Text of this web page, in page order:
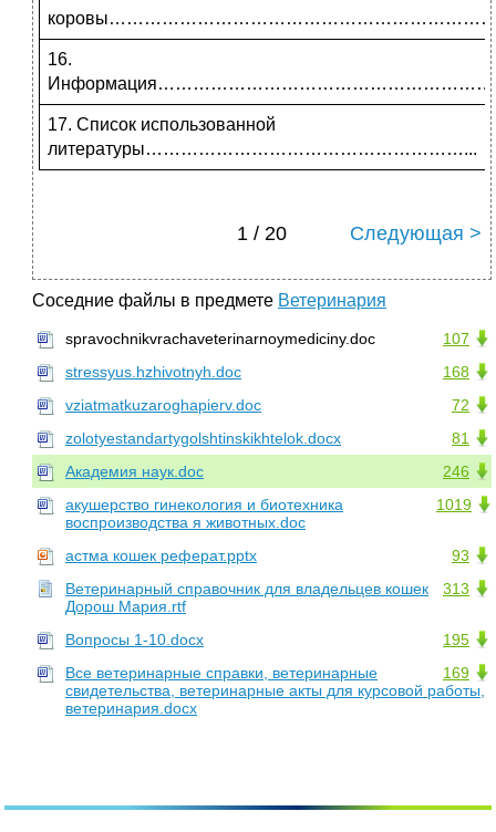
16.
17. Список использованной
литературы………………………………………………...
1 / 20 Следующая >
Соседние файлы в предмете Ветеринария
107
spravochnikvrachaveterinarnoymediciny.doc
168
stressyus.hzhivotnyh.doc
72
vziatmatkuzaroghapierv.doc
81
zolotyestandartygolshtinskikhtelok.docx
246
Академия наук.doc
1019
акушерство гинекология и биотехника
воспроизводства я животных.doc
93
астма кошек реферат.pptx
313
Ветеринарный справочник для владельцев кошек
Дорош Мария.rtf
195
Вопросы 1-10.docx
169
Все ветеринарные справки, ветеринарные
свидетельства, ветеринарные акты для курсовой работы,
ветеринария.docx